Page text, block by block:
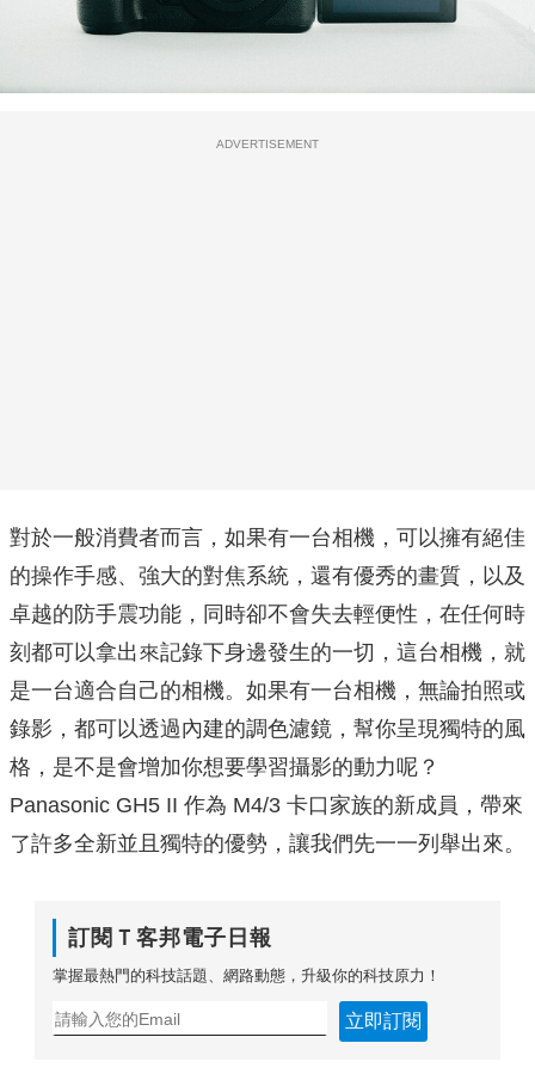
ADVERTISEMENT
對於⼀般消費者⽽言，如果有一台相機，可以擁有絕佳
的操作手感、強大的對焦系統，還有優秀的畫質，以及
卓越的防手震功能，同時卻不會失去輕便性，在任何時
刻都可以拿出來記錄下身邊發生的一切，這台相機，就
是一台適合⾃己的相機。如果有一台相機，無論拍照或
錄影，都可以透過內建的調色濾鏡，幫你呈現獨特的風
格，是不是會增加你想要學習攝影的動⼒呢？
Panasonic GH5 II 作為 M4/3 卡口家族的新成員，帶來
了許多全新並且獨特的優勢，讓我們先⼀一列舉出來。
訂閱Ｔ客邦電子日報
掌握最熱門的科技話題、網路動態，升級你的科技原力！
立即訂閱